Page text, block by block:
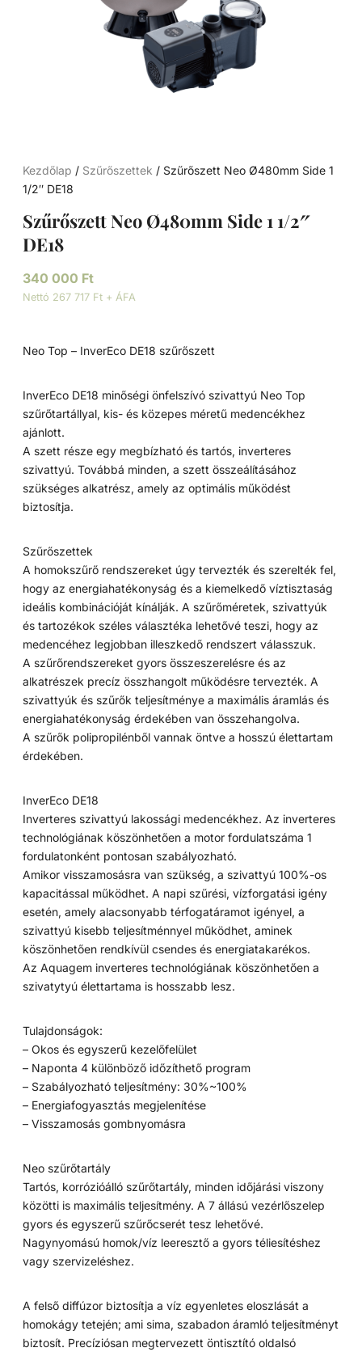
Kezdőlap / Szűrőszettek / Szűrőszett Neo Ø480mm Side 1
1/2″ DE18
Szűrőszett Neo Ø480mm Side 1 1/2″
DE18
340 000 Ft
Nettó 267 717 Ft + ÁFA
Neo Top – InverEco DE18 szűrőszett
InverEco DE18 minőségi önfelszívó szivattyú Neo Top
szűrőtartállyal, kis- és közepes méretű medencékhez
ajánlott.
A szett része egy megbízható és tartós, inverteres
szivattyú. Továbbá minden, a szett összeálításához
szükséges alkatrész, amely az optimális működést
biztosítja.
Szűrőszettek
A homokszűrő rendszereket úgy tervezték és szerelték fel,
hogy az energiahatékonyság és a kiemelkedő víztisztaság
ideális kombinációját kínálják. A szűrőméretek, szivattyúk
és tartozékok széles választéka lehetővé teszi, hogy az
medencéhez legjobban illeszkedő rendszert válasszuk.
A szűrőrendszereket gyors összeszerelésre és az
alkatrészek precíz összhangolt működésre tervezték. A
szivattyúk és szűrők teljesítménye a maximális áramlás és
energiahatékonyság érdekében van összehangolva.
A szűrők polipropilénből vannak öntve a hosszú élettartam
érdekében.
InverEco DE18
Inverteres szivattyú lakossági medencékhez. Az inverteres
technológiának köszönhetően a motor fordulatszáma 1
fordulatonként pontosan szabályozható.
Amikor visszamosásra van szükség, a szivattyú 100%-os
kapacitással működhet. A napi szűrési, vízforgatási igény
esetén, amely alacsonyabb térfogatáramot igényel, a
szivattyú kisebb teljesítménnyel működhet, aminek
köszönhetően rendkívül csendes és energiatakarékos.
Az Aquagem inverteres technológiának köszönhetően a
szivatytyú élettartama is hosszabb lesz.
Tulajdonságok:
– Okos és egyszerű kezelőfelület
– Naponta 4 különböző időzíthető program
– Szabályozható teljesítmény: 30%~100%
– Energiafogyasztás megjelenítése
– Visszamosás gombnyomásra
Neo szűrőtartály
Tartós, korrózióálló szűrőtartály, minden időjárási viszony
közötti is maximális teljesítmény. A 7 állású vezérlőszelep
gyors és egyszerű szűrőcserét tesz lehetővé.
Nagynyomású homok/víz leeresztő a gyors téliesítéshez
vagy szervizeléshez.
A felső diffúzor biztosítja a víz egyenletes eloszlását a
homokágy tetején; ami sima, szabadon áramló teljesítményt
biztosít. Precíziósan megtervezett öntisztító oldalsó